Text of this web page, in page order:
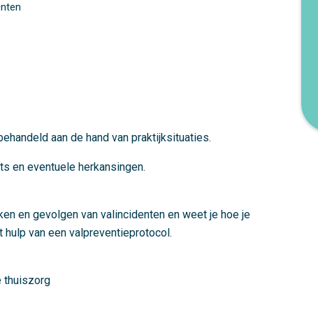
aan de hand van praktijksituaties.
en eventuele herkansingen.
en gevolgen van valincidenten en weet je hoe je
van een valpreventieprotocol.
thuiszorg